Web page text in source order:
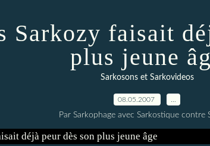
Sarkozy faisait
plus jeune
Sarkosons et Sarkovideos
08.05.2007
Par Sarkophage avec Sarkostique contre